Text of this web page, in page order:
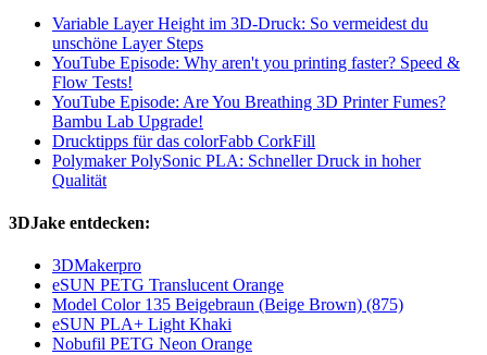
Variable Layer Height im 3D-Druck: So vermeidest du
unschöne Layer Steps
YouTube Episode: Why aren't you printing faster? Speed &
Flow Tests!
YouTube Episode: Are You Breathing 3D Printer Fumes?
Bambu Lab Upgrade!
Drucktipps für das colorFabb CorkFill
Polymaker PolySonic PLA: Schneller Druck in hoher
Qualität
3DJake entdecken:
3DMakerpro
eSUN PETG Translucent Orange
Model Color 135 Beigebraun (Beige Brown) (875)
eSUN PLA+ Light Khaki
Nobufil PETG Neon Orange